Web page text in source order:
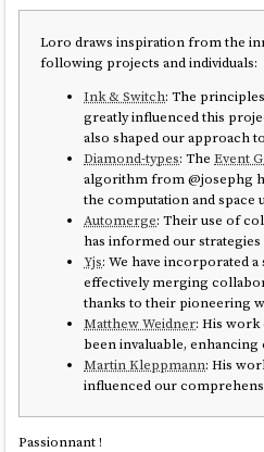
Loro draws inspiration from the
following projects and individuals:
Ink & Switch: The
greatly influenced this
also shaped our approach
Diamond-types: TheEvent
algorithm from @josephg
the computation and space
Automerge: Their use of
has informed our
Yjs: We have incorporated
effectively merging
thanks to their pioneering
Matthew Weidner: His
been invaluable,
Martin Kleppmann: His
influenced our
Passionnant !